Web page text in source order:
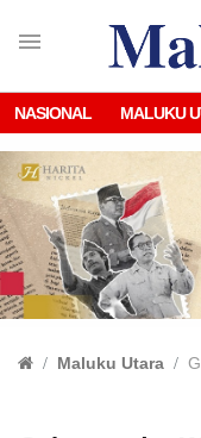
NASIONAL MALUKU
Maluku Utara